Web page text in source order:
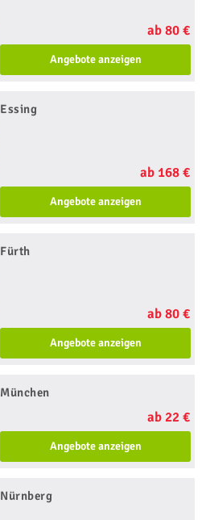
ab 80 €
Angebote anzeigen
Essing
ab 168 €
Angebote anzeigen
Fürth
ab 80 €
Angebote anzeigen
München
ab 22 €
Angebote anzeigen
Nürnberg